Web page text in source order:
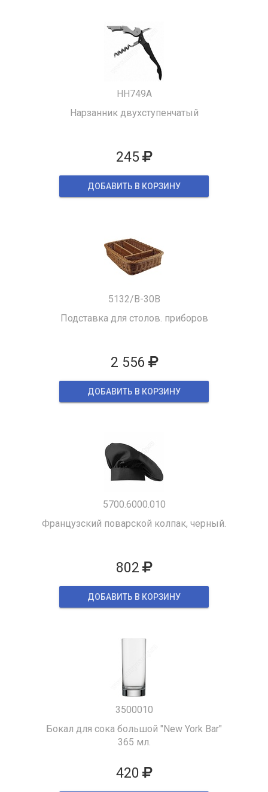
HH749A
Нарзанник двухступенчатый
245
ДОБАВИТЬ В КОРЗИНУ
5132/B-30B
Подставка для столов. приборов
2 556
ДОБАВИТЬ В КОРЗИНУ
5700.6000.010
Французский поварской колпак, черный.
802
ДОБАВИТЬ В КОРЗИНУ
3500010
Бокал для сока большой "New York Bar"
365 мл.
420